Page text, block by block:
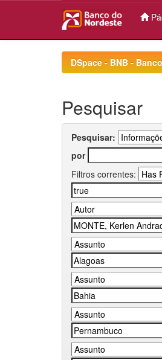
DSpace - BNB -
Pesquisar
Pesquisar:
por
Filtros correntes: